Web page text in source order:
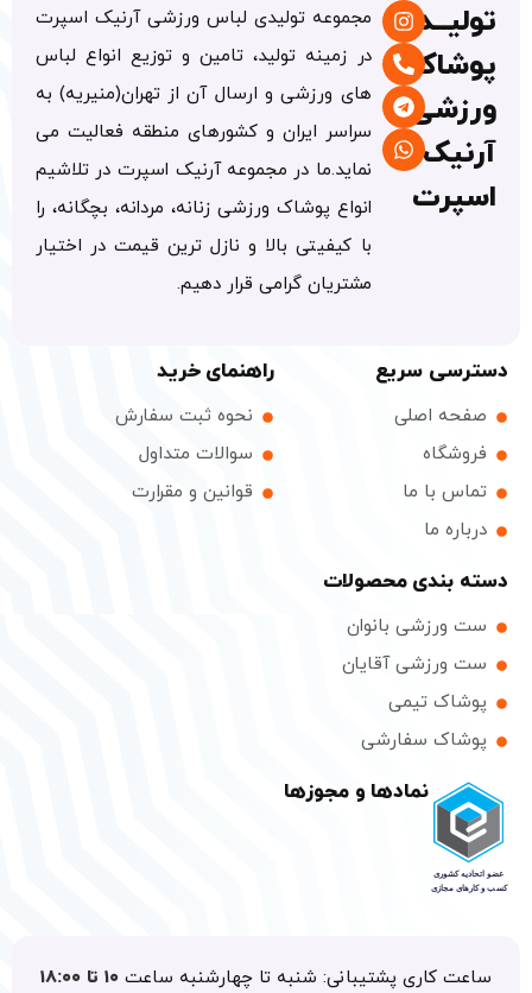
تولیــدی
پوشاک
ورزشی
آرنیک
اسپرت
مجموعه تولیدی لباس ورزشی آرنیک اسپرت
در زمینه تولید، تامین و توزیع انواع لباس
های ورزشی و ارسال آن از تهران(منیریه) به
سراسر ایران و کشورهای منطقه فعالیت می
نماید.ما در مجموعه آرنیک اسپرت در تلاشیم
انواع پوشاک ورزشی زنانه، مردانه، بچگانه، را
با کیفیتی بالا و نازل ترین قیمت در اختیار
مشتریان گرامی قرار دهیم.
دسترسی سریع
صفحه اصلی
فروشگاه
تماس با ما
درباره ما
راهنمای خرید
نحوه ثبت سفارش
سوالات متداول
قوانین و مقرارت
دسته بندی محصولات
ست ورزشی بانوان
ست ورزشی آقایان
پوشاک تیمی
پوشاک سفارشی
نمادها و مجوزها
ساعت کاری پشتیبانی: شنبه تا چهارشنبه ساعت ۱۰ تا ۱۸:۰۰